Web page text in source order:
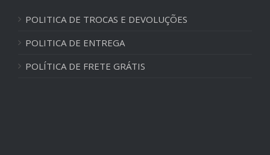
POLITICA DE TROCAS E DEVOLUÇÕES
POLITICA DE ENTREGA
POLÍTICA DE FRETE GRÁTIS